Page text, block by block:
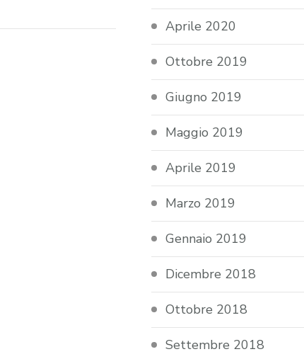
Aprile 2020
Ottobre 2019
Giugno 2019
Maggio 2019
Aprile 2019
Marzo 2019
Gennaio 2019
Dicembre 2018
Ottobre 2018
Settembre 2018